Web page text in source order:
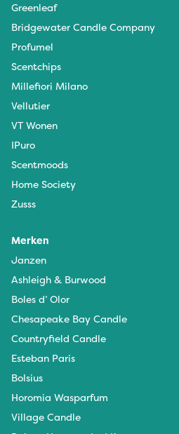
Greenleaf
Bridgewater Candle Company
Profumel
Scentchips
Millefiori Milano
Vellutier
VT Wonen
IPuro
Scentmoods
Home Society
Zusss
Merken
Janzen
Ashleigh & Burwood
Boles d’ Olor
Chesapeake Bay Candle
Countryfield Candle
Esteban Paris
Bolsius
Horomia Wasparfum
Village Candle